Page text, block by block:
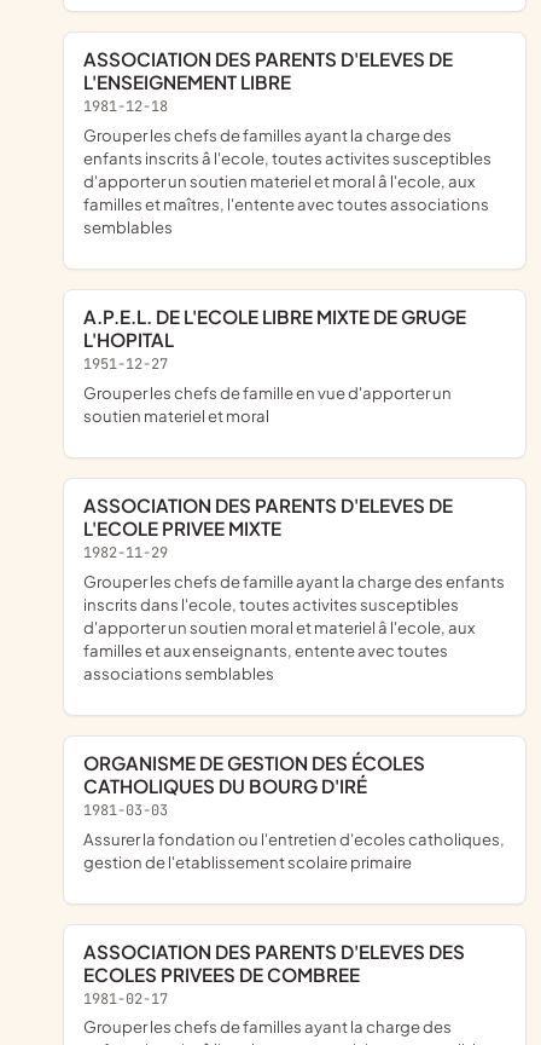
ASSOCIATION DES PARENTS D'ELEVES DE
L'ENSEIGNEMENT LIBRE
1981-12-18
grouper les chefs de familles ayant la charge des
enfants inscrits â l'ecole, toutes activites susceptibles
d'apporter un soutien materiel et moral â l'ecole, aux
familles et maîtres, l'entente avec toutes associations
semblables
A.P.E.L. DE L'ECOLE LIBRE MIXTE DE GRUGE
L'HOPITAL
1951-12-27
grouper les chefs de famille en vue d'apporter un
soutien materiel et moral
ASSOCIATION DES PARENTS D'ELEVES DE
L'ECOLE PRIVEE MIXTE
1982-11-29
grouper les chefs de famille ayant la charge des enfants
inscrits dans l'ecole, toutes activites susceptibles
d'apporter un soutien moral et materiel â l'ecole, aux
familles et aux enseignants, entente avec toutes
associations semblables
ORGANISME DE GESTION DES ÉCOLES
CATHOLIQUES DU BOURG D'IRÉ
1981-03-03
assurer la fondation ou l'entretien d'ecoles catholiques,
gestion de l'etablissement scolaire primaire
ASSOCIATION DES PARENTS D'ELEVES DES
ECOLES PRIVEES DE COMBREE
1981-02-17
grouper les chefs de familles ayant la charge des